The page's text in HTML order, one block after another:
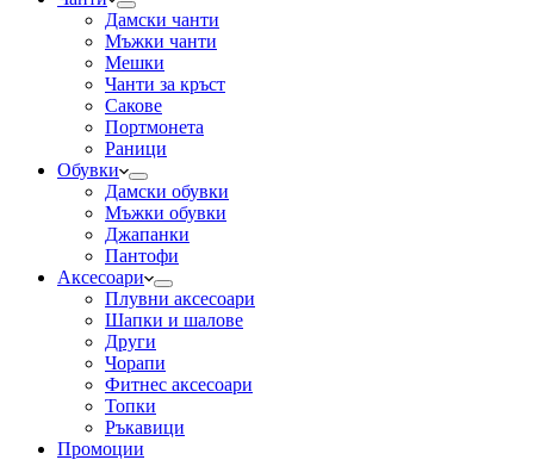
Дамски чанти
Мъжки чанти
Мешки
Чанти за кръст
Сакове
Портмонета
Раници
Обувки
Дамски обувки
Мъжки обувки
Джапанки
Пантофи
Аксесоари
Плувни аксесоари
Шапки и шалове
Други
Чорапи
Фитнес аксесоари
Топки
Ръкавици
Промоции